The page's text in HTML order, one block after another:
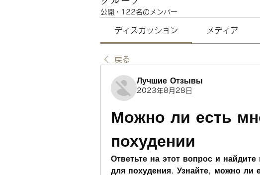
公開 · 122名のメンバー
ディスカッション メディア
戻る
Лучшие Отзывы
2023年8月28日
Можно ли есть
похудении
Ответьте на этот вопрос и
для похудения. Узнайте, можно ли